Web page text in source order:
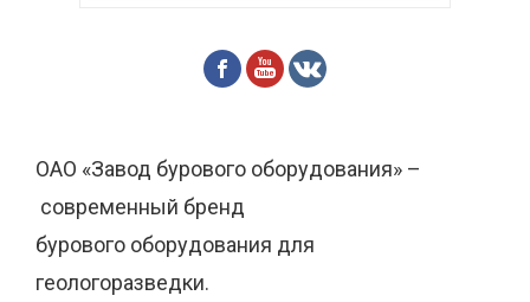
ОАО «Завод бурового оборудования» –
современный бренд
бурового оборудования для
геологоразведки.